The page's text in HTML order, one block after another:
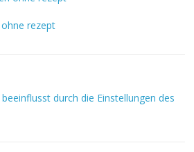
rezept
durch die Einstellungen des